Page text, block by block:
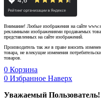
Внимание! Любые изображения на сайте
рекламными изображениями продаваемых
представленных на сайте изображений.
Производитель так же в праве вносить
товара, не влекущие изменения
товаров.
0 Корзина
0 Избранное Наверх
Уважаемый Пользователь!